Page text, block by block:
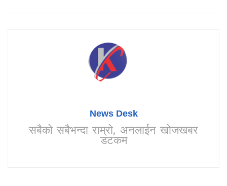
News Desk
सबैको सबैभन्दा राम्रो, अनलाईन खोजखबर
डटकम